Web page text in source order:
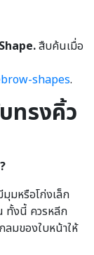
สืบค้นเมื่อ
shapes.
ทรงคิ้ว
มหรือโก่งเล็ก
ทั้งนี้ ควรหลีก
ลมของใบหน้าให้